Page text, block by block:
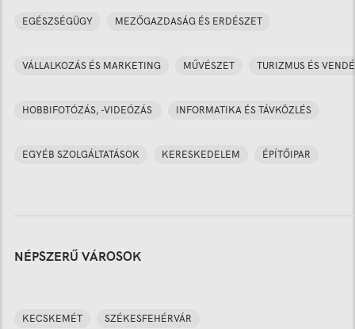
EGÉSZSÉGÜGY MEZŐGAZDASÁG ÉS ERDÉSZET
VÁLLALKOZÁS ÉS MARKETING MŰVÉSZET TURIZMUS ÉS
HOBBIFOTÓZÁS, -VIDEÓZÁS INFORMATIKA ÉS TÁVKÖZLÉS
EGYÉB SZOLGÁLTATÁSOK KERESKEDELEM ÉPÍTŐIPAR
NÉPSZERŰ VÁROSOK
KECSKEMÉT SZÉKESFEHÉRVÁR